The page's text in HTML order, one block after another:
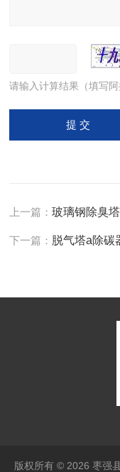
请输入计算结果（填写
上一篇：玻璃钢除臭
下一篇： 脱气塔a除碳
版权所有 © 2026 枣强